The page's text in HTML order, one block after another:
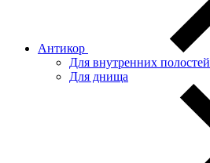
Антикор
Для внутренних полостей
Для днища